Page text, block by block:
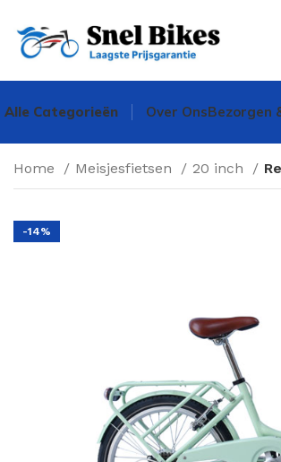
Alle Categorieën Over OnsBezorgen
Home Meisjesfietsen 20 inch
-14%